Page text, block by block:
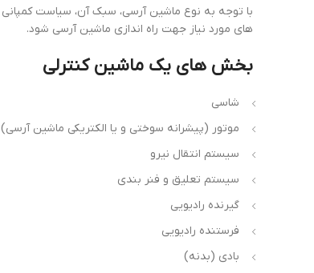
های مورد نیاز جهت راه اندازی ماشین آرسی شود.
بخش های یک ماشین کنترلی
شاسی
موتور (پیشرانه سوختی و یا الکتریکی ماشین آرسی)
سیستم انتقال نیرو
سیستم تعلیق و فنر بندی
گیرنده رادیویی
فرستنده رادیویی
بادی (بدنه)